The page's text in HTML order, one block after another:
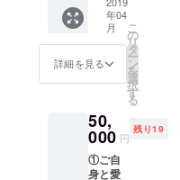
（ニッ
クネー
ムなど
とフォ
トブッ
形態
（デジ
タルま
たはア
デジタ
ルフォ
トブッ
クをお
届け ※
もと、
広告掲
載号を
決定さ
クもし
くはア
ナログ
ブック
をお選
月刊行
分） ※
リター
ンの詳
３ヶ月
広告掲
載
②NeoF
amilyサ
イトに
月広告
掲載
（御社
名やロ
ゴのリ
年04
月
詳細を見る
こ
の
リ
タ
ー
ン
を
選
択
す
る
50,
000 円
残り19
①ご自
身と愛